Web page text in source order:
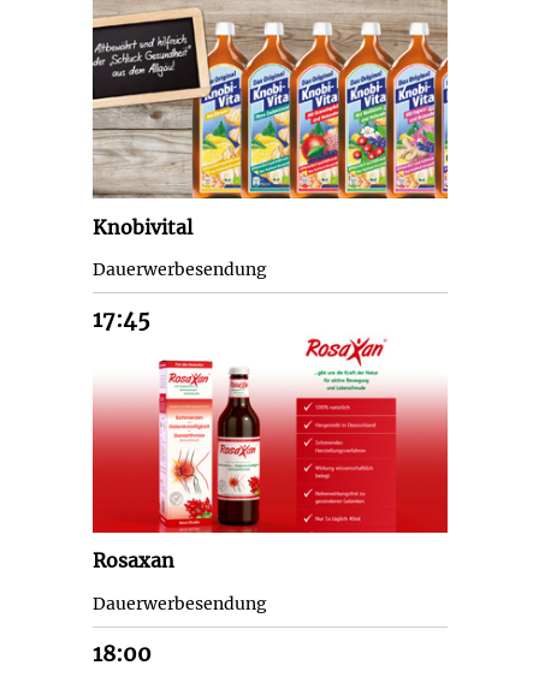
Knobivital
Dauerwerbesendung
17:45
Rosaxan
Dauerwerbesendung
18:00